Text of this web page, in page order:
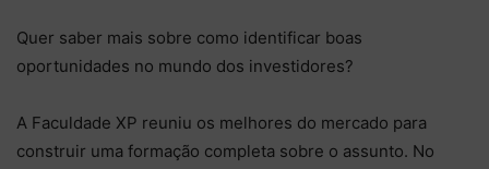
Quer saber mais sobre como identificar boas
oportunidades no mundo dos investidores?
A Faculdade XP reuniu os melhores do mercado para
construir uma formação completa sobre o assunto. No